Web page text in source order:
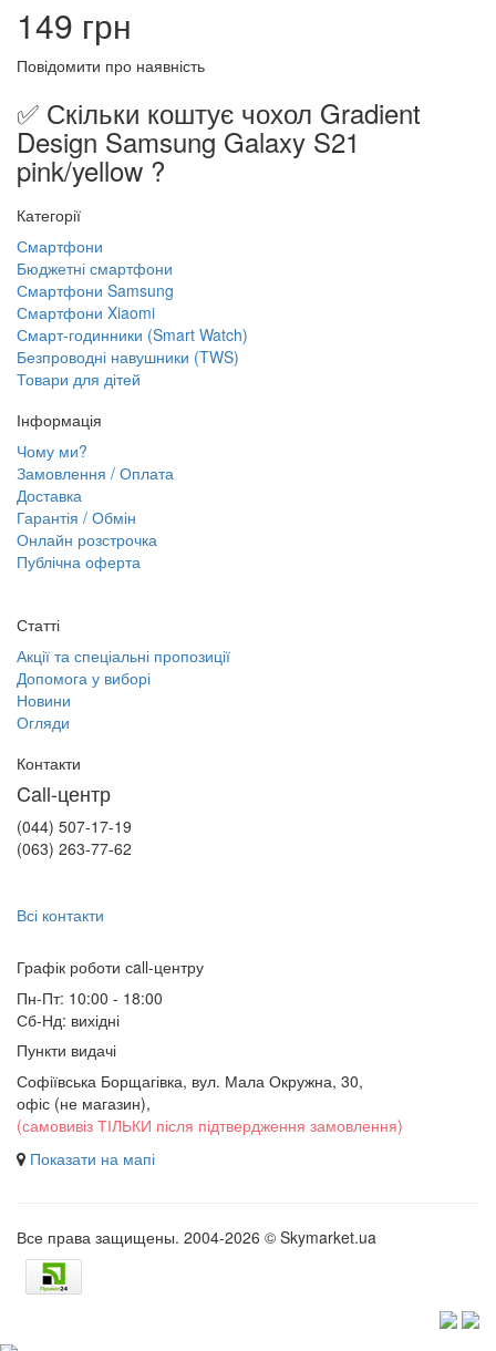
149 грн
Повідомити про наявність
✅ Скільки коштує чохол Gradient
Design Samsung Galaxy S21
pink/yellow ?
Категорії
Смартфони
Бюджетні смартфони
Смартфони Samsung
Смартфони Xiaomi
Смарт-годинники (Smart Watch)
Безпроводні навушники (TWS)
Товари для дітей
Інформація
Чому ми?
Замовлення / Оплата
Доставка
Гарантія / Обмін
Онлайн розстрочка
Публічна оферта
Статті
Акції та спеціальні пропозиції
Допомога у виборі
Новини
Огляди
Контакти
Call-центр
(044) 507-17-19
(063) 263-77-62
Всі контакти
Графік роботи сall-центру
Пн-Пт: 10:00 - 18:00
Сб-Нд: вихідні
Пункти видачі
Софіївська Борщагівка, вул. Мала Окружна, 30,
офіс (не магазин),
(самовивіз ТІЛЬКИ після підтвердження замовлення)
Показати на мапі
Все права защищены. 2004-2026 © Skymarket.ua